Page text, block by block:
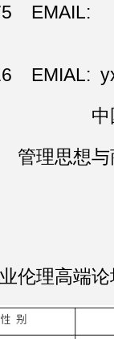
EMAIL:
EMIAL:
管理思想
伦理高端